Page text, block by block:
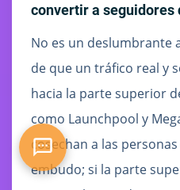
convertir a seguidores
No es un deslumbrante
de que un tráfico real y
hacia la parte superior
como Launchpool y
cosechan a las
embudo; si la parte